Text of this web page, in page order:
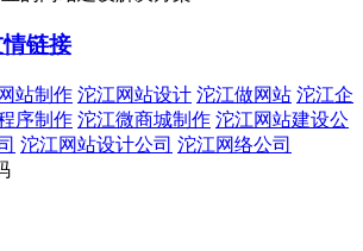
链接
站制作 沱江网站设计 沱江做网站 沱江企
序制作 沱江微商城制作 沱江网站建设公
沱江网站设计公司 沱江网络公司